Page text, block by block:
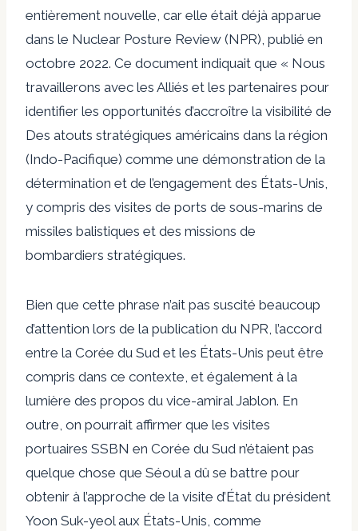
entièrement nouvelle, car elle était déjà apparue
dans le Nuclear Posture Review (NPR), publié en
octobre 2022. Ce document indiquait que « Nous
travaillerons avec les Alliés et les partenaires pour
identifier les opportunités d’accroître la visibilité de
Des atouts stratégiques américains dans la région
(Indo-Pacifique) comme une démonstration de la
détermination et de l’engagement des États-Unis,
y compris des visites de ports de sous-marins de
missiles balistiques et des missions de
bombardiers stratégiques.
Bien que cette phrase n’ait pas suscité beaucoup
d’attention lors de la publication du NPR, l’accord
entre la Corée du Sud et les États-Unis peut être
compris dans ce contexte, et également à la
lumière des propos du vice-amiral Jablon. En
outre, on pourrait affirmer que les visites
portuaires SSBN en Corée du Sud n’étaient pas
quelque chose que Séoul a dû se battre pour
obtenir à l’approche de la visite d’État du président
Yoon Suk-yeol aux États-Unis, comme